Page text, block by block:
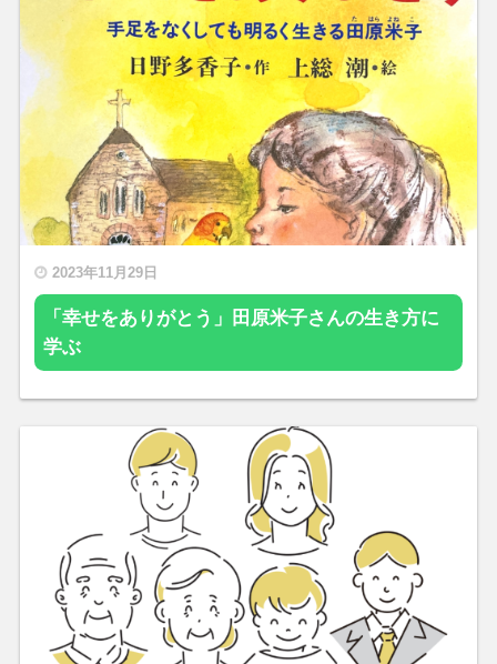
2023年11月29日
「幸せをありがとう」田原米子さんの生き方に
学ぶ